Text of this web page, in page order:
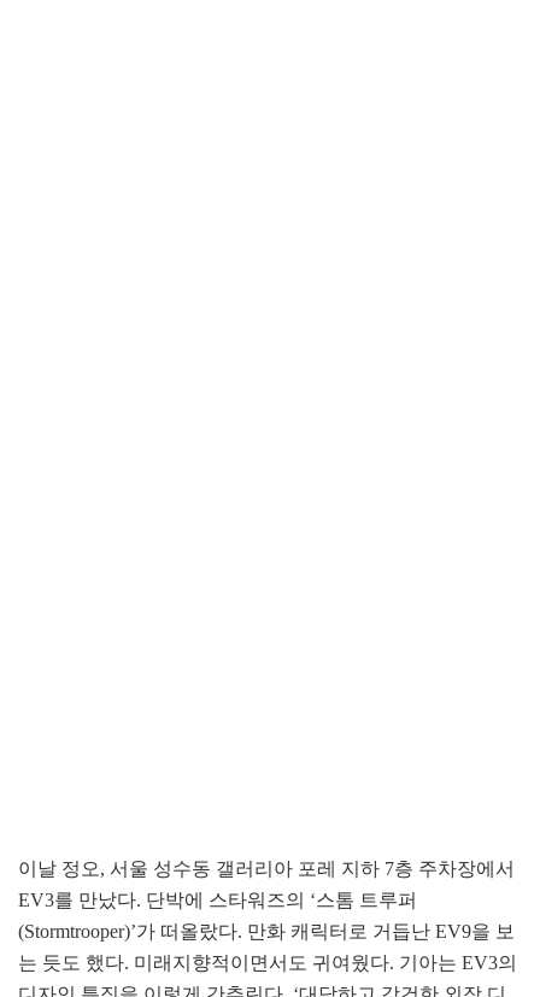
이날 정오, 서울 성수동 갤러리아 포레 지하 7층 주차장에서
EV3를 만났다. 단박에 스타워즈의 ‘스톰 트루퍼
(Stormtrooper)’가 떠올랐다. 만화 캐릭터로 거듭난 EV9을 보
는 듯도 했다. 미래지향적이면서도 귀여웠다. 기아는 EV3의